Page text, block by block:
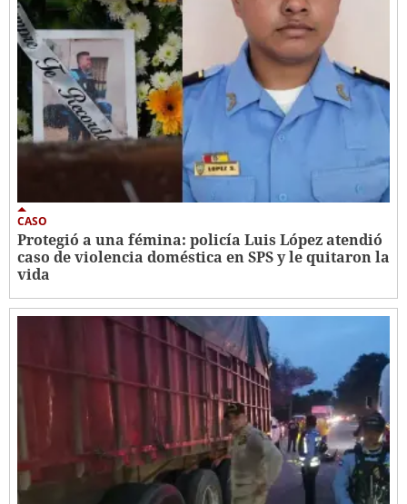
CASO
Protegió a una fémina: policía Luis López atendió
caso de violencia doméstica en SPS y le quitaron la
vida